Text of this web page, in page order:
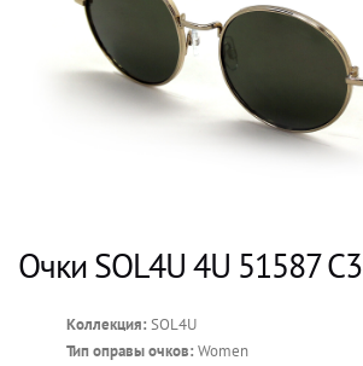
Очки SOL4U 4U 51587 C3
Коллекция: SOL4U
Тип оправы очков: Women